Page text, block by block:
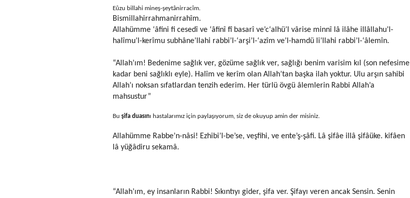
Eûzu billahi mineş-şeytânirracîm.
Bismillahirrahmanirrahîm.
Allahümme ‘âfini fi cesedî ve ‘âfinî fî basarî ve’c‘alhü’l vârise minnî lâ ilâhe illâllahu’l-
halîmu’l-kerîmu subhâne’llahi rabbi’l-‘arşi’l-‘azîm ve’l-hamdü li’llahi rabbi’l-‘âlemîn.
“Allah’ım! Bedenime sağlık ver, gözüme sağlık ver, sağlığı benim varisim kıl (son nefesime
kadar beni sağlıklı eyle). Halîm ve kerîm olan Allah’tan başka ilah yoktur. Ulu arşın sahibi
Allah’ı noksan sıfatlardan tenzih ederim. Her türlü övgü âlemlerin Rabbi Allah’a
mahsustur”
Bu şifa duasını hastalarımız için paylaşıyorum, siz de okuyup amin der misiniz.
Allahümme Rabbe’n-nâsi! Ezhibi’l-be’se, veşfihi, ve ente’ş-şâfi. Lâ şifâe illâ şifâüke. kifâen
lâ yüğâdiru sekamâ.
“Allah’ım, ey insanların Rabbi! Sıkıntıyı gider, şifa ver. Şifayı veren ancak Sensin. Senin